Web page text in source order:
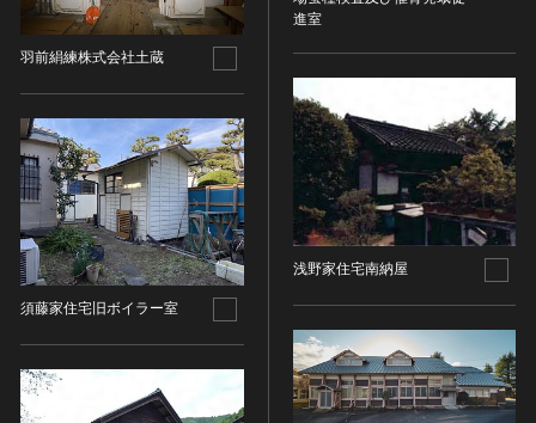
羽前絹練株式会社土蔵
須藤家住宅旧ボイラー室
進室
浅野家住宅南納屋
鉄器 [朝鮮半島]
原三国・朝鮮三国 [朝鮮半島]
原三国・朝鮮三国 [朝鮮半島]
新羅 [朝鮮半島]
高麗 [朝鮮半島]
朝鮮 [朝鮮半島]
近現代 [朝鮮半島]
旧石器 [中国]
周 [中国]
その他
彫刻
木像
石像
石膏像
その他
工芸品
重要有形民俗文化財
重要無形民俗文化財
記録作成等の措置を講ずべき無形の民俗文化財
史跡
名勝
天然記念物
特別史跡
特別名勝
特別天然記念物
重要文化的景観
重要伝統的建造物群保存地区
選定保存技術
CC0
CC BY-ND（表示—改変禁止）
CC BY-NC（表示—非営利）
CC BY-NC-SA（表示—非営利—継承）
CC BY-NC-ND（表示—非営利—改変禁止）
IN COPYRIGHT（著作権あり）
IN COPYRIGHT - EU ORPHAN WORK（著作権あり-
IN COPYRIGHT - EDUCATIONAL USE
PERMITTED（著作権あり-教育目的の利用可）
検索する
20件で表示
入力情報をクリア
連想検索
連想検索する
20件で表示
入力情報をクリア